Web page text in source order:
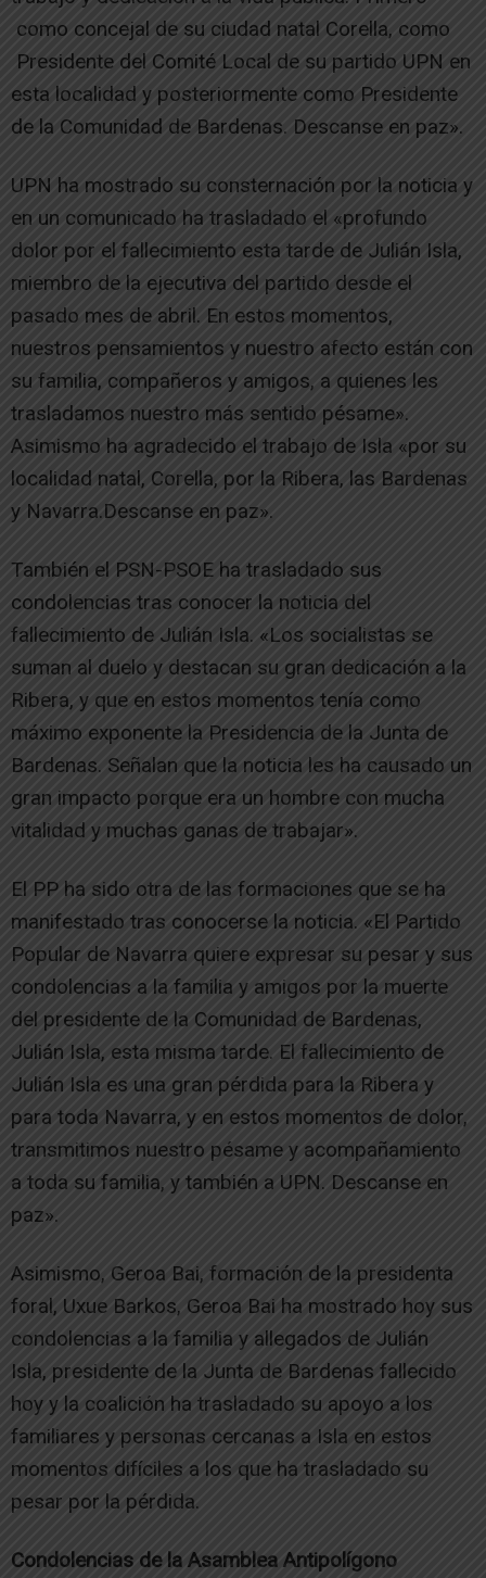
como concejal de su ciudad natal Corella, como
Presidente del Comité Local de su partido UPN en
esta localidad y posteriormente como Presidente
de la Comunidad de Bardenas. Descanse en paz».
UPN ha mostrado su consternación por la noticia y
en un comunicado ha trasladado el «profundo
dolor por el fallecimiento esta tarde de Julián Isla,
miembro de la ejecutiva del partido desde el
pasado mes de abril. En estos momentos,
nuestros pensamientos y nuestro afecto están con
su familia, compañeros y amigos, a quienes les
trasladamos nuestro más sentido pésame».
Asimismo ha agradecido el trabajo de Isla «por su
localidad natal, Corella, por la Ribera, las Bardenas
y Navarra.Descanse en paz».
También el PSN-PSOE ha trasladado sus
condolencias tras conocer la noticia del
fallecimiento de Julián Isla. «Los socialistas se
suman al duelo y destacan su gran dedicación a la
Ribera, y que en estos momentos tenía como
máximo exponente la Presidencia de la Junta de
Bardenas. Señalan que la noticia les ha causado un
gran impacto porque era un hombre con mucha
vitalidad y muchas ganas de trabajar».
El PP ha sido otra de las formaciones que se ha
manifestado tras conocerse la noticia. «El Partido
Popular de Navarra quiere expresar su pesar y sus
condolencias a la familia y amigos por la muerte
del presidente de la Comunidad de Bardenas,
Julián Isla, esta misma tarde. El fallecimiento de
Julián Isla es una gran pérdida para la Ribera y
para toda Navarra, y en estos momentos de dolor,
transmitimos nuestro pésame y acompañamiento
a toda su familia, y también a UPN. Descanse en
paz».
Asimismo, Geroa Bai, formación de la presidenta
foral, Uxue Barkos, Geroa Bai ha mostrado hoy sus
condolencias a la familia y allegados de Julián
Isla, presidente de la Junta de Bardenas fallecido
hoy y la coalición ha trasladado su apoyo a los
familiares y personas cercanas a Isla en estos
momentos difíciles a los que ha trasladado su
pesar por la pérdida.
Condolencias de la Asamblea Antipolígono